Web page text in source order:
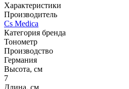
Характеристики
Производитель
Cs Medica
Категория бренда
Тонометр
Производство
Германия
Высота, см
7